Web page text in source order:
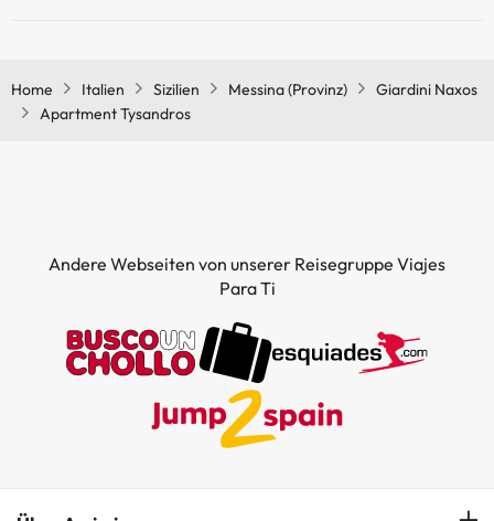
Home
Italien Sizilien Messina (Provinz)
Giardini Naxos
Apartment Tysandros
Andere Webseiten von unserer Reisegruppe Viajes
Para Ti